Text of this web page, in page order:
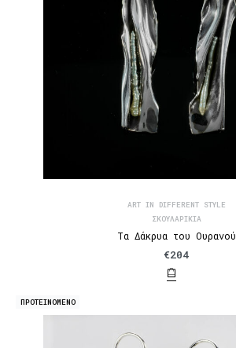
ART IN DIFFERENT STYLE
ΣΚΟΥΛΑΡΊΚΙΑ
Τα Δάκρυα του Ουρανού
€204
ΠΡΟΤΕΙΝΟΜΕΝΟ